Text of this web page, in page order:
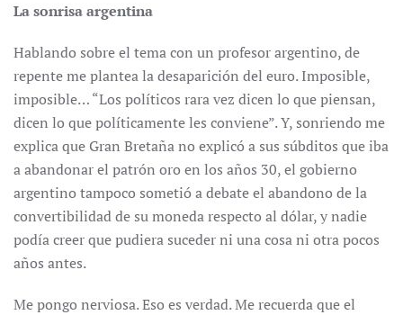
La sonrisa argentina
Hablando sobre el tema con un profesor argentino, de
repente me plantea la desaparición del euro. Imposible,
imposible… “Los políticos rara vez dicen lo que piensan,
dicen lo que políticamente les conviene”. Y, sonriendo me
explica que Gran Bretaña no explicó a sus súbditos que iba
a abandonar el patrón oro en los años 30, el gobierno
argentino tampoco sometió a debate el abandono de la
convertibilidad de su moneda respecto al dólar, y nadie
podía creer que pudiera suceder ni una cosa ni otra pocos
años antes.
Me pongo nerviosa. Eso es verdad. Me recuerda que el